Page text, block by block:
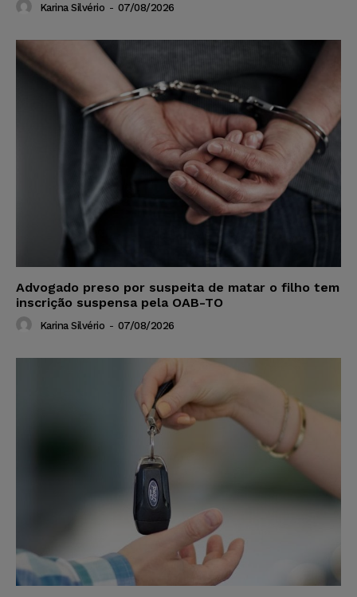
Karina Silvério - 07/08/2026
Advogado preso por suspeita de matar o filho tem
inscrição suspensa pela OAB-TO
Karina Silvério - 07/08/2026